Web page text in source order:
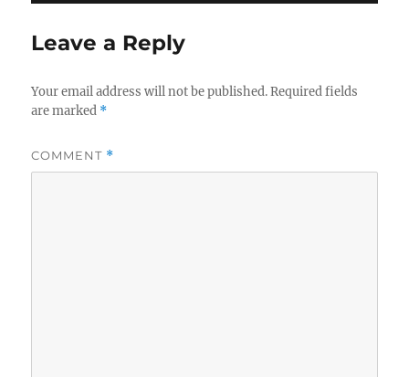
Leave a Reply
Your email address will not be published. Required fields
are marked *
COMMENT *